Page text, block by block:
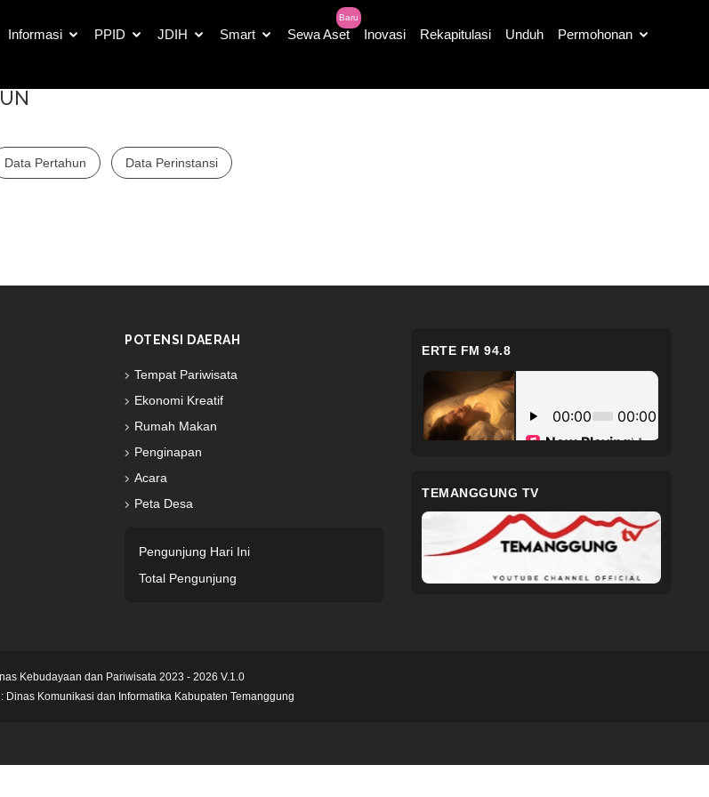
Informasi PPID JDIH Smart Sewa Aset
Baru
Inovasi Rekapitulasi Unduh Permohonan
Data Pertahun Data Perinstansi
POTENSI DAERAH
Tempat Pariwisata
Ekonomi Kreatif
Rumah Makan
Penginapan
Acara
Peta Desa
Pengunjung Hari Ini
Total Pengunjung
ERTE FM 94.8
TEMANGGUNG TV
Kebudayaan dan Pariwisata 2023 - 2026 V.1.0
Dinas Komunikasi dan Informatika Kabupaten Temanggung